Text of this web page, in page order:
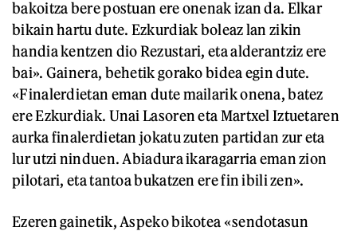
bakoitza bere postuan ere onenak izan da. Elkar
bikain hartu dute. Ezkurdiak boleaz lan zikin
handia kentzen dio Rezustari, eta alderantziz ere
bai». Gainera, behetik gorako bidea egin dute.
«Finalerdietan eman dute mailarik onena, batez
ere Ezkurdiak. Unai Lasoren eta Martxel Iztuetaren
aurka finalerdietan jokatu zuten partidan zur eta
lur utzi ninduen. Abiadura ikaragarria eman zion
pilotari, eta tantoa bukatzen ere fin ibili zen».
Ezeren gainetik, Aspeko bikotea «sendotasun